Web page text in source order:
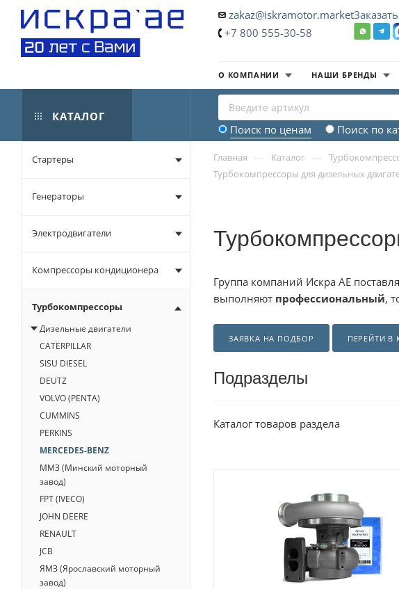
zakaz@iskramotor.market
+7 800 555-30-58
О КОМПАНИИ НАШИ БРЕНДЫ
КАТАЛОГ
Поиск по ценам Поиск по
Главная — Каталог —
Турбокомпрессоры для дизельных
Группа компаний Искра АЕ
выполняют профессиональный,
ЗАЯВКА НА ПОДБОР ПЕРЕЙТИ В
Подразделы
Каталог товаров раздела
Стартеры
Генераторы
Электродвигатели
Компрессоры кондиционера
Турбокомпрессоры
Дизельные двигатели
CATERPILLAR
SISU DIESEL
DEUTZ
VOLVO (PENTA)
CUMMINS
PERKINS
MERCEDES-BENZ
ММЗ (Минский моторный
завод)
FPT (IVECO)
JOHN DEERE
RENAULT
JCB
ЯМЗ (Ярославский моторный
завод)